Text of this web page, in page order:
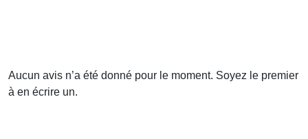
Aucun avis n’a été donné pour le moment. Soyez le premier
à en écrire un.